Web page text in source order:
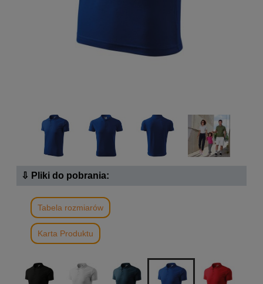
⇩ Pliki do pobrania:
Tabela rozmiarów
Karta Produktu